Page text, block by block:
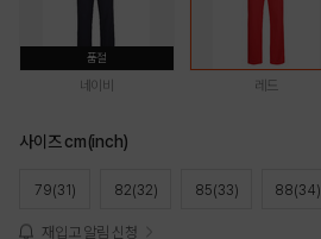
품절
네이비 레드
사이즈 cm(inch)
79(31) 82(32) 85(33) 88(34)
재입고 알림 신청